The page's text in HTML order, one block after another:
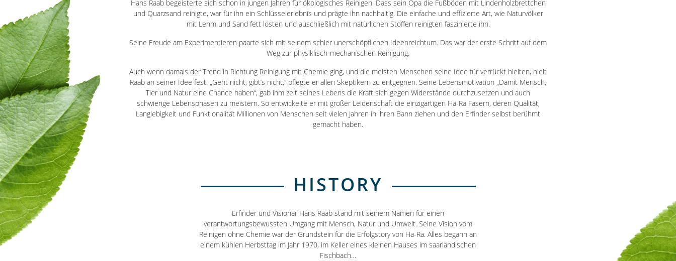
Hans Raab begeisterte sich schon in jungen Jahren für ökologisches Reinigen. Dass sein Opa die Fußböden mit Lindenholzbrettchen
und Quarzsand reinigte, war für ihn ein Schlüsselerlebnis und prägte ihn nachhaltig. Die einfache und effizierte Art, wie Naturvölker
mit Lehm und Sand fett lösten und auschließlich mit natürlichen Stoffen reinigten faszinierte ihn.
Seine Freude am Experimentieren paarte sich mit seinem schier unerschöpflichen Ideenreichtum. Das war der erste Schritt auf dem
Weg zur physiklisch-mechanischen Reinigung.
Auch wenn damals der Trend in Richtung Reinigung mit Chemie ging, und die meisten Menschen seine Idee für verrückt hielten, hielt
Raab an seiner Idee fest. „Geht nicht, gibt’s nicht,“ pflegte er allen Skeptikern zu entgegnen. Seine Lebensmotivation „Damit Mensch,
Tier und Natur eine Chance haben“, gab ihm zeit seines Lebens die Kraft sich gegen Widerstände durchzusetzen und auch
schwierige Lebensphasen zu meistern. So entwickelte er mit großer Leidenschaft die einzigartigen Ha-Ra Fasern, deren Qualität,
Langlebigkeit und Funktionalität Millionen von Menschen seit vielen Jahren in ihren Bann ziehen und den Erfinder selbst berühmt
gemacht haben.
HISTORY
Erfinder und Visionär Hans Raab stand mit seinem Namen für einen
verantwortungsbewussten Umgang mit Mensch, Natur und Umwelt. Seine Vision vom
Reinigen ohne Chemie war der Grundstein für die Erfolgstory von Ha-Ra. Alles begann an
einem kühlen Herbsttag im Jahr 1970, im Keller eines kleinen Hauses im saarländischen
Fischbach…